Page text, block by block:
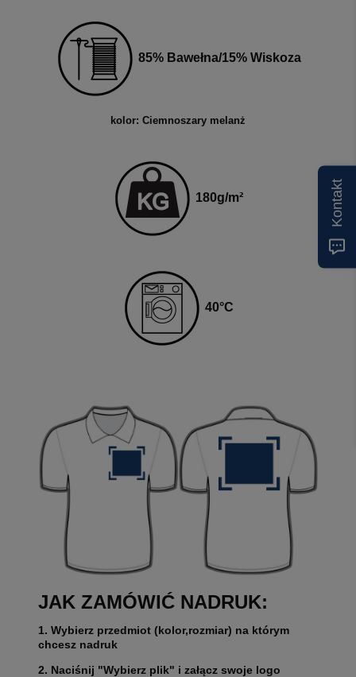
85% Bawełna/15% Wiskoza
kolor: Ciemnoszary melanż
180g/m²
40°C
JAK ZAMÓWIĆ NADRUK:
1. Wybierz przedmiot (kolor,rozmiar) na którym
chcesz nadruk
2. Naciśnij "Wybierz plik" i załącz swoje logo
Kontakt